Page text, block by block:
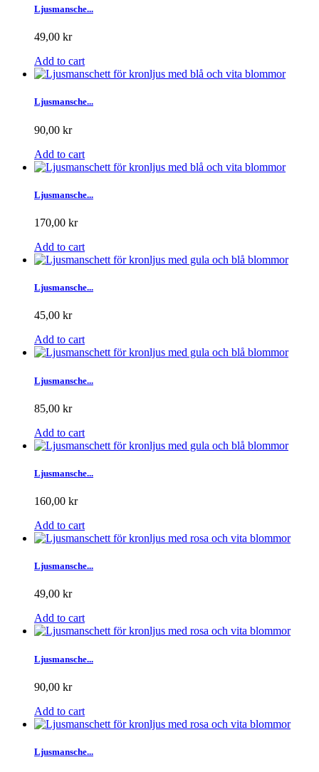
Ljusmansche...
49,00 kr
Add to cart
Ljusmansche...
90,00 kr
Add to cart
Ljusmansche...
170,00 kr
Add to cart
Ljusmansche...
45,00 kr
Add to cart
Ljusmansche...
85,00 kr
Add to cart
Ljusmansche...
160,00 kr
Add to cart
Ljusmansche...
49,00 kr
Add to cart
Ljusmansche...
90,00 kr
Add to cart
Ljusmansche...